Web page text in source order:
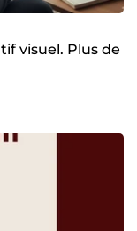
visuel. Plus de